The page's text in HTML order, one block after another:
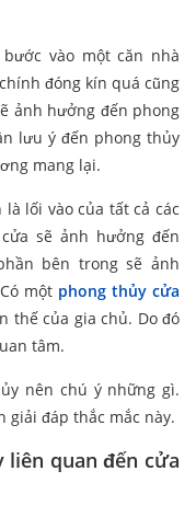
vào một căn nhà
đóng kín quá cũng
ảnh hưởng đến phong
lưu ý đến phong thủy
mang lại.
lối vào của tất cả các
sẽ ảnh hưởng đến
bên trong sẽ ảnh
một phong thủy cửa
thế của gia chủ. Do đó
tâm.
nên chú ý những gì.
giải đáp thắc mắc này.
liên quan đến cửa